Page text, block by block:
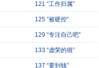
121 “工作归属”
125 “被硬控”
129 “专注自己吧”
133 “虚荣的很”
137 “要到钱”